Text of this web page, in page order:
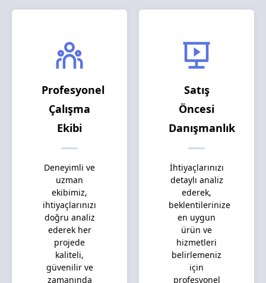
Profesyonel
Çalışma
Ekibi
Deneyimli ve
uzman
ekibimiz,
ihtiyaçlarınızı
doğru analiz
ederek her
projede
kaliteli,
güvenilir ve
zamanında
Satış
Öncesi
Danışmanlık
İhtiyaçlarınızı
detaylı analiz
ederek,
beklentilerinize
en uygun
ürün ve
hizmetleri
belirlemeniz
için
profesyonel